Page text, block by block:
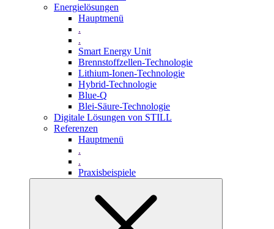
Energielösungen
Hauptmenü
.
.
Smart Energy Unit
Brennstoffzellen-Technologie
Lithium-Ionen-Technologie
Hybrid-Technologie
Blue-Q
Blei-Säure-Technologie
Digitale Lösungen von STILL
Referenzen
Hauptmenü
.
.
Praxisbeispiele